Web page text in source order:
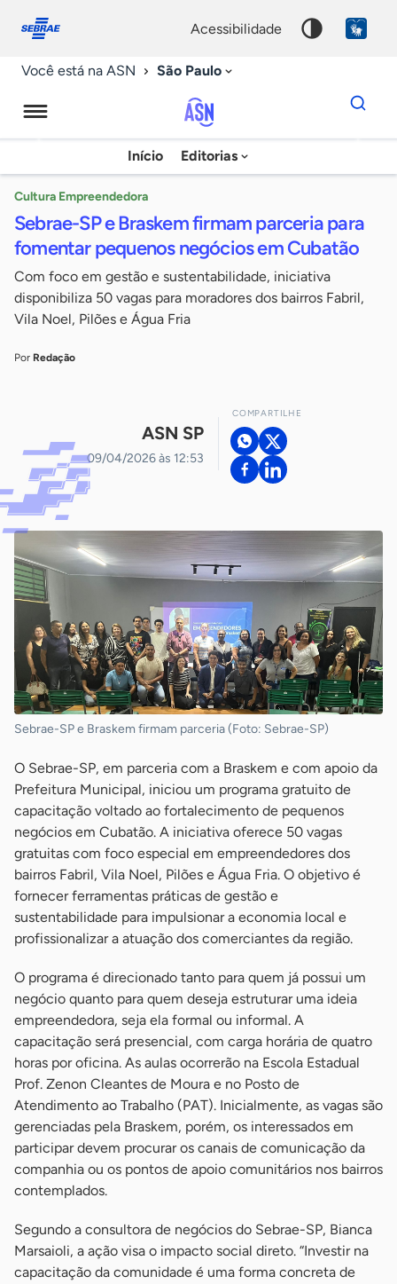
conosco
acessibilidade
Você está na ASN São Paulo
Agência
Sebrae
Notícias
Início Editorias
Dados
para
chave
Cultura Empreendedora
Sebrae-SP e Braskem firmam parceria para
fomentar pequenos negócios em Cubatão
Com foco em gestão e sustentabilidade, iniciativa
disponibiliza 50 vagas para moradores dos bairros Fabril,
Vila Noel, Pilões e Água Fria
Por Redação
ASN SP
09/04/2026 às 12:53
COMPARTILHE
Sebrae-SP e Braskem firmam parceria (Foto: Sebrae-SP)
O Sebrae-SP, em parceria com a Braskem e com apoio da
Prefeitura Municipal, iniciou um programa gratuito de
capacitação voltado ao fortalecimento de pequenos
negócios em Cubatão. A iniciativa oferece 50 vagas
gratuitas com foco especial em empreendedores dos
bairros Fabril, Vila Noel, Pilões e Água Fria. O objetivo é
fornecer ferramentas práticas de gestão e
sustentabilidade para impulsionar a economia local e
profissionalizar a atuação dos comerciantes da região.
O programa é direcionado tanto para quem já possui um
negócio quanto para quem deseja estruturar uma ideia
empreendedora, seja ela formal ou informal. A
capacitação será presencial, com carga horária de quatro
horas por oficina. As aulas ocorrerão na Escola Estadual
Prof. Zenon Cleantes de Moura e no Posto de
Atendimento ao Trabalho (PAT). Inicialmente, as vagas são
gerenciadas pela Braskem, porém, os interessados em
participar devem procurar os canais de comunicação da
companhia ou os pontos de apoio comunitários nos bairros
contemplados.
Segundo a consultora de negócios do Sebrae-SP, Bianca
Marsaioli, a ação visa o impacto social direto. “Investir na
capacitação da comunidade é uma forma concreta de